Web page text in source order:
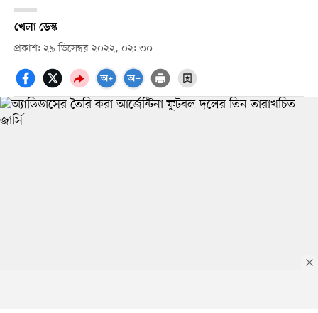
খেলা ডেস্ক
প্রকাশ: ২৯ ডিসেম্বর ২০২২, ০২: ৩০